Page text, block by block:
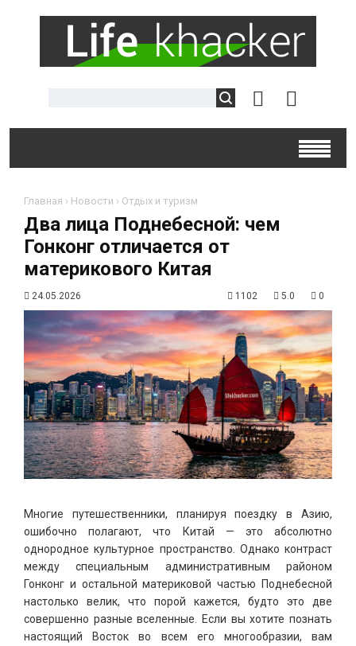
Главная › Новости › Отдых и туризм
Два лица Поднебесной: чем
Гонконг отличается от
материкового Китая
24.05.2026 1102 5.0 0
Многие путешественники, планируя поездку в Азию,
ошибочно полагают, что Китай — это абсолютно
однородное культурное пространство. Однако контраст
между специальным административным районом
Гонконг и остальной материковой частью Поднебесной
настолько велик, что порой кажется, будто это две
совершенно разные вселенные. Если вы хотите познать
настоящий Восток во всем его многообразии, вам